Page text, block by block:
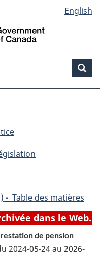
English
- Table des matières
dans le Web.
de pension
2024-05-24 au 2026-